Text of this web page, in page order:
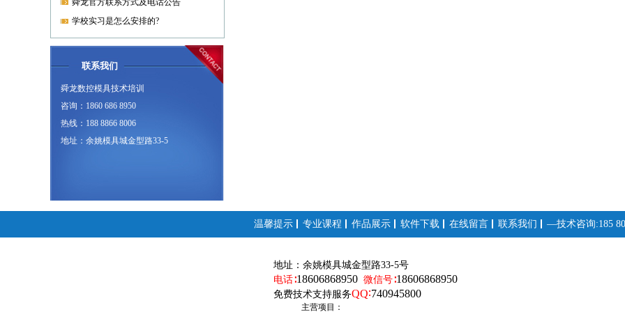
舜龙官方联系方式及电话公告
学校实习是怎么安排的?
联系我们
舜龙数控模具技术培训
咨询：1860 686 8950
热线：188 8866 8006
地址：余姚模具城金型路33-5
温馨提示 专业课程 作品展示 软件下载 在线留言 联系我们 —技术咨询:185
地址： 余姚模具城金型路33-5号
电话∶18606868950 微信号∶18606868950
免费技术支持服务QQ∶740945800
主营项目：